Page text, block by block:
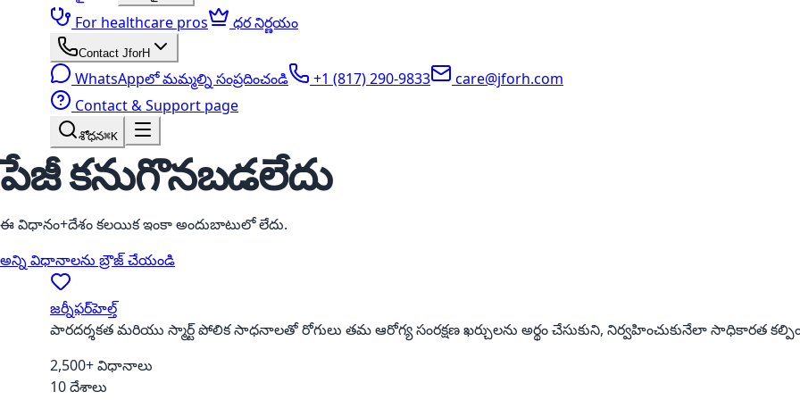
For healthcare pros ధర నిర్ణయం
Contact JforH
WhatsAppలో మమ్మల్ని సంప్రదించండి +1 (817) 290-9833
care@jforh.com
Contact & Support page
శోధన⌘K
పేజీ కనుగొనబడలేదు
ఈ విధానం+దేశం కలయిక ఇంకా అందుబాటులో లేదు.
అన్ని విధానాలను బ్రౌజ్ చేయండి
జర్నీఫర్‌హెల్త్
పారదర్శకత మరియు స్మార్ట్ పోలిక సాధనాలతో రోగులు తమ ఆరోగ్య సంరక్షణ ఖర్చులను అర్థం చేసుకుని, నిర్వహించుకునేలా సాధికారత
2,500+ విధానాలు
10 దేశాలు